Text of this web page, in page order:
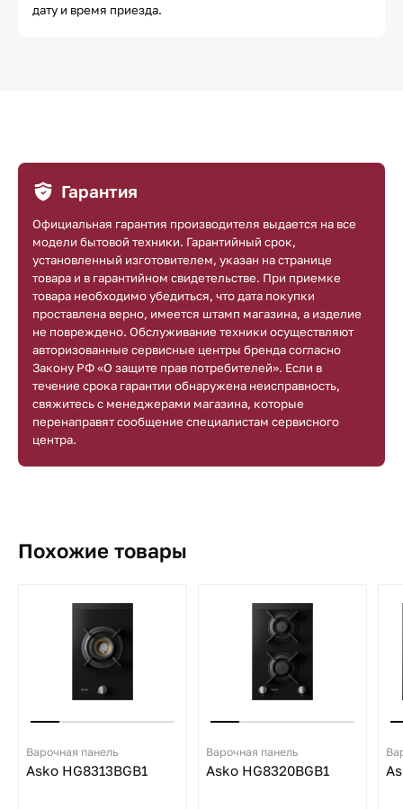
дату и время приезда.
Гарантия
Официальная гарантия производителя выдается на все
модели бытовой техники. Гарантийный срок,
установленный изготовителем, указан на странице
товара и в гарантийном свидетельстве. При приемке
товара необходимо убедиться, что дата покупки
проставлена верно, имеется штамп магазина, а изделие
не повреждено. Обслуживание техники осуществляют
авторизованные сервисные центры бренда согласно
Закону РФ «О защите прав потребителей». Если в
течение срока гарантии обнаружена неисправность,
свяжитесь с менеджерами магазина, которые
перенаправят сообщение специалистам сервисного
центра.
Похожие товары
Варочная панель
Asko HG8313BGB1
Варочная панель
Asko HG8320BGB1